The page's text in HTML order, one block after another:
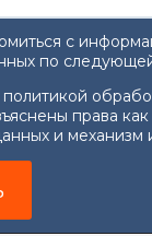
с
по
права как
и механизм